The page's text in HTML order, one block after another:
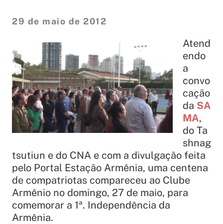
29 de maio de 2012
Atend
endo
a
convo
cação
da SA
MA,
do Ta
shnag
tsutiun e do CNA e com a divulgação feita
pelo Portal Estação Armênia, uma centena
de compatriotas compareceu ao Clube
Armênio no domingo, 27 de maio, para
comemorar a 1ª. Independência da
Armênia.